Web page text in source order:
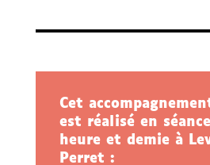
Cet
est réalisé en
heure et demie à
Perret :